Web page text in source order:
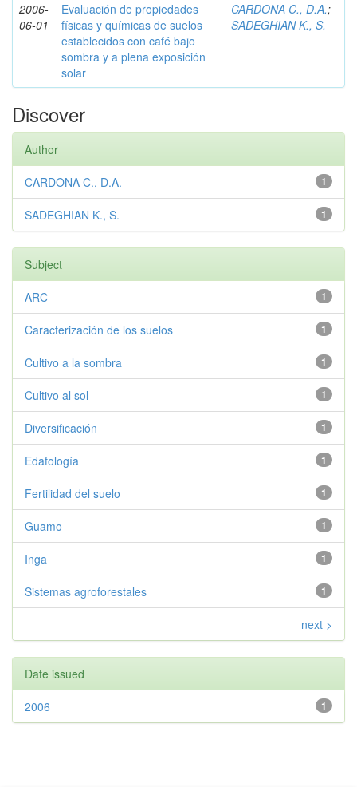
2006-
06-01
Evaluación de propiedades
físicas y químicas de suelos
establecidos con café bajo
sombra y a plena exposición
solar
CARDONA C., D.A.;
SADEGHIAN K., S.
Discover
Author
1
CARDONA C., D.A.
1
SADEGHIAN K., S.
Subject
1
ARC
1
Caracterización de los suelos
1
Cultivo a la sombra
1
Cultivo al sol
1
Diversificación
1
Edafología
1
Fertilidad del suelo
1
Guamo
1
Inga
1
Sistemas agroforestales
next >
Date issued
1
2006